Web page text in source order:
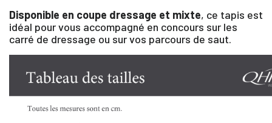
Disponible en coupe dressage et mixte, ce tapis est
idéal pour vous accompagné en concours sur les
carré de dressage ou sur vos parcours de saut.